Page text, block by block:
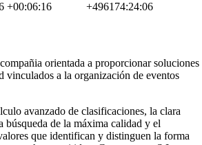
+00:06:16 +496174:24:06
orientada a proporcionar soluciones
vinculados a la organización de eventos
avanzado de clasificaciones, la clara
búsqueda de la máxima calidad y el
que identifican y distinguen la forma